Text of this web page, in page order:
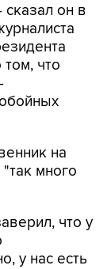
он в
что
на
много
что у
у нас есть